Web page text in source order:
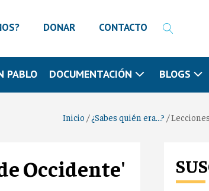
DONAR CONTACTO
PABLO DOCUMENTACIÓN BLOGS
Inicio /¿Sabes quién era...? /
Occidente'